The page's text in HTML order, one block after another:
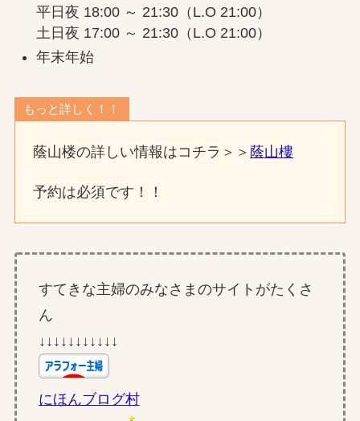
平日夜 18:00 ～ 21:30（L.O 21:00）
土日夜 17:00 ～ 21:30（L.O 21:00）
年末年始
もっと詳しく！！
蔭山楼の詳しい情報はコチラ＞＞蔭山樓
予約は必須です！！
すてきな主婦のみなさまのサイトがたくさ
ん
↓↓↓↓↓↓↓↓↓↓↓
にほんブログ村